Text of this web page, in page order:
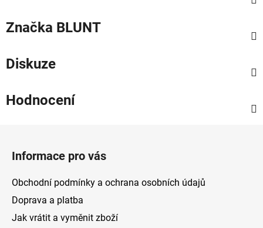
Značka BLUNT
Diskuze
Hodnocení
Informace pro vás
Obchodní podmínky a ochrana osobních údajů
Doprava a platba
Jak vrátit a vyměnit zboží